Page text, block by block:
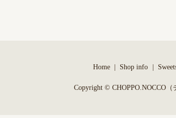
Home Shop info
Copyright © CHOPPO.NOCCO（